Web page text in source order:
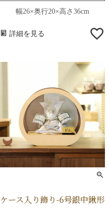
幅26×奥行20×高さ36cm
詳細を見る
ケース入り飾り-6号銀中鍬形